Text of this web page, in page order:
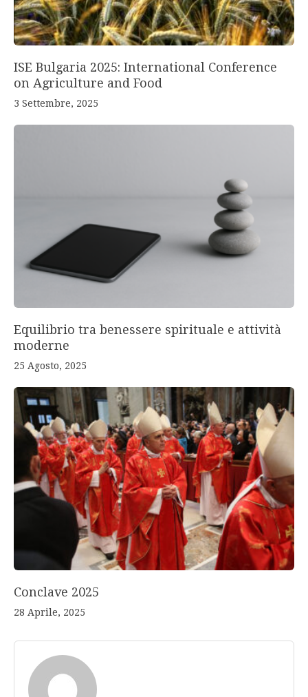
ISE Bulgaria 2025: International Conference
on Agriculture and Food
3 Settembre, 2025
Equilibrio tra benessere spirituale e attività
moderne
25 Agosto, 2025
Conclave 2025
28 Aprile, 2025